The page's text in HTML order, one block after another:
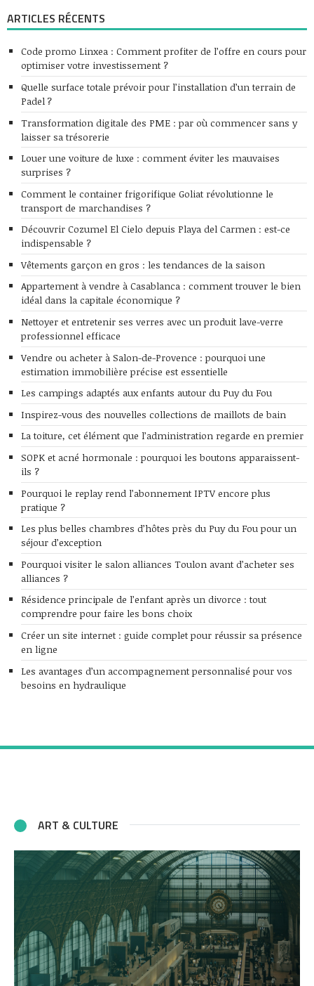
ARTICLES RÉCENTS
Code promo Linxea : Comment profiter de l’offre en cours pour
optimiser votre investissement ?
Quelle surface totale prévoir pour l’installation d’un terrain de
Padel ?
Transformation digitale des PME : par où commencer sans y
laisser sa trésorerie
Louer une voiture de luxe : comment éviter les mauvaises
surprises ?
Comment le container frigorifique Goliat révolutionne le
transport de marchandises ?
Découvrir Cozumel El Cielo depuis Playa del Carmen : est-ce
indispensable ?
Vêtements garçon en gros : les tendances de la saison
Appartement à vendre à Casablanca : comment trouver le bien
idéal dans la capitale économique ?
Nettoyer et entretenir ses verres avec un produit lave-verre
professionnel efficace
Vendre ou acheter à Salon-de-Provence : pourquoi une
estimation immobilière précise est essentielle
Les campings adaptés aux enfants autour du Puy du Fou
Inspirez-vous des nouvelles collections de maillots de bain
La toiture, cet élément que l’administration regarde en premier
SOPK et acné hormonale : pourquoi les boutons apparaissent-
ils ?
Pourquoi le replay rend l’abonnement IPTV encore plus
pratique ?
Les plus belles chambres d’hôtes près du Puy du Fou pour un
séjour d’exception
Pourquoi visiter le salon alliances Toulon avant d’acheter ses
alliances ?
Résidence principale de l’enfant après un divorce : tout
comprendre pour faire les bons choix
Créer un site internet : guide complet pour réussir sa présence
en ligne
Les avantages d’un accompagnement personnalisé pour vos
besoins en hydraulique
ART & CULTURE